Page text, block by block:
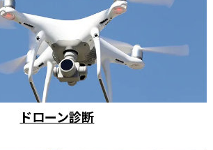
ドローン診断